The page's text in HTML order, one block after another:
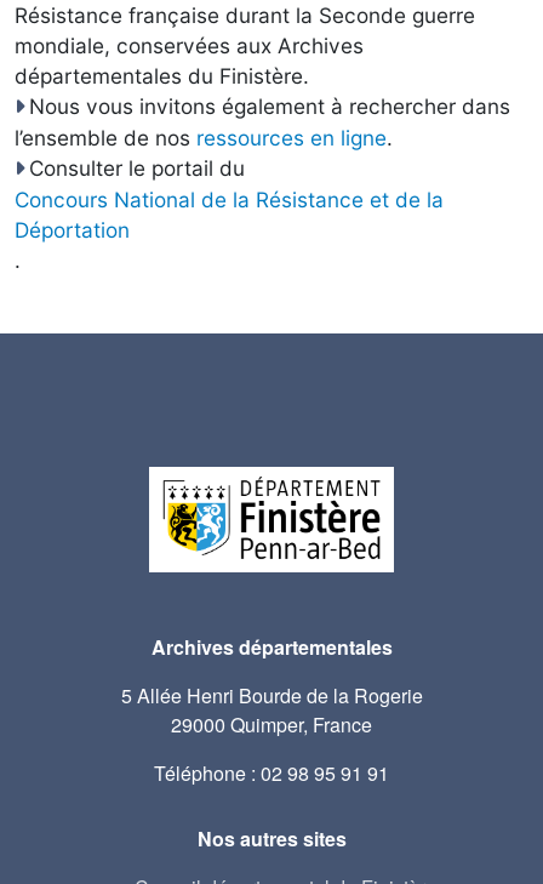
Résistance française durant la Seconde guerre
mondiale, conservées aux Archives
départementales du Finistère.
Nous vous invitons également à rechercher dans
l’ensemble de nos ressources en ligne.
Consulter le portail du
Concours National de la Résistance et de la
Déportation
.
Archives départementales
5 Allée Henri Bourde de la Rogerie
29000 Quimper, France
Téléphone : 02 98 95 91 91
Nos autres sites